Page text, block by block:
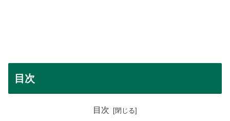
目次
目次